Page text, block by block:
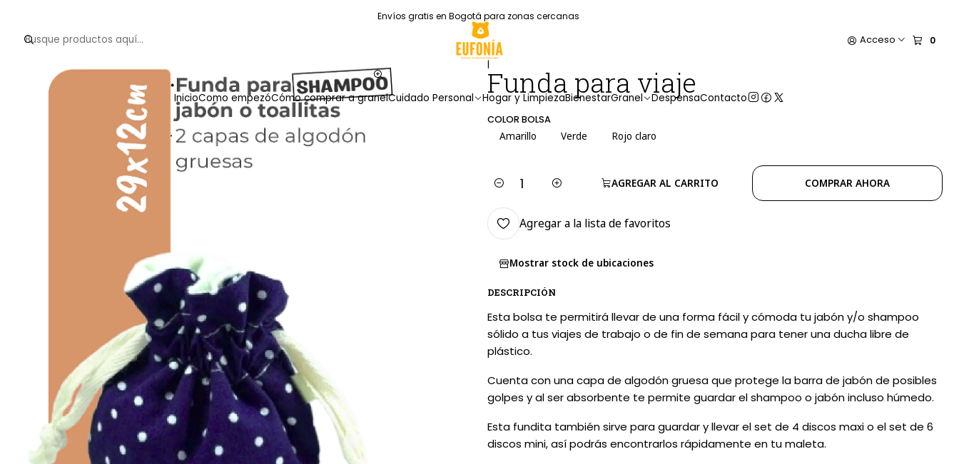
Acceso 0
InicioComo empezóCómo comprar a granelCuidado Personal Hogar y LimpiezaBienestarGranel DespensaContacto
Envíos gratis en Bogotá para zonas cercanas
|
Funda para viaje
COLOR BOLSA
Amarillo Verde Rojo claro
Cantidad
AGREGAR AL CARRITO COMPRAR AHORA
Agregar a la lista de favoritos
Mostrar stock de ubicaciones
DESCRIPCIÓN
Esta bolsa te permitirá llevar de una forma fácil y cómoda tu jabón y/o shampoo
sólido a tus viajes de trabajo o de fin de semana para tener una ducha libre de
plástico.
Cuenta con una capa de algodón gruesa que protege la barra de jabón de posibles
golpes y al ser absorbente te permite guardar el shampoo o jabón incluso húmedo.
Esta fundita también sirve para guardar y llevar el set de 4 discos maxi o el set de 6
discos mini, así podrás encontrarlos rápidamente en tu maleta.